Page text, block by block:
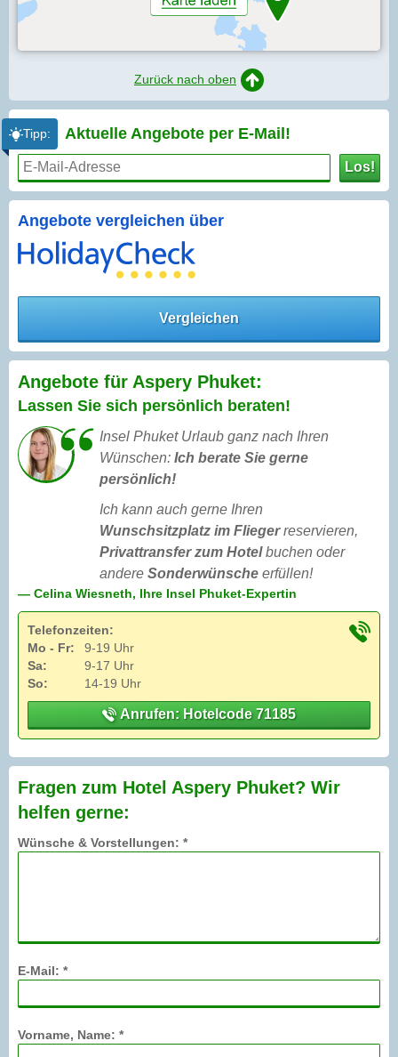
Zurück nach oben
Tipp: Aktuelle Angebote per E-Mail!
Los!
Angebote vergleichen über
Vergleichen
Angebote für Aspery Phuket:
Lassen Sie sich persönlich beraten!
Insel Phuket Urlaub ganz nach Ihren
Wünschen: Ich berate Sie gerne
persönlich!
Ich kann auch gerne Ihren
Wunschsitzplatz im Fliegerreservieren,
Privattransfer zum Hotelbuchen oder
andere Sonderwünsche erfüllen!
— Celina Wiesneth, Ihre Insel Phuket-Expertin
Telefonzeiten:
Mo - Fr:
9-19 Uhr
Sa:
9-17 Uhr
So:
14-19 Uhr
Anrufen: Hotelcode 71185
Fragen zum Hotel Aspery Phuket? Wir
helfen gerne:
Wünsche & Vorstellungen: *
E-Mail: *
Vorname, Name: *